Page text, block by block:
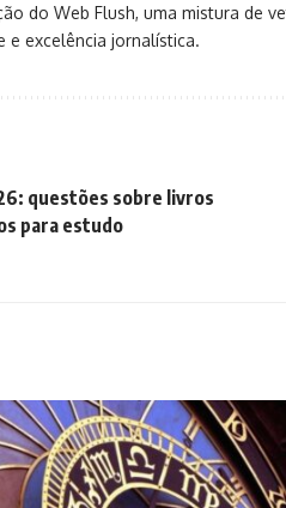
do Web Flush, uma mistura de
e excelência jornalística.
questões sobre livros
para estudo